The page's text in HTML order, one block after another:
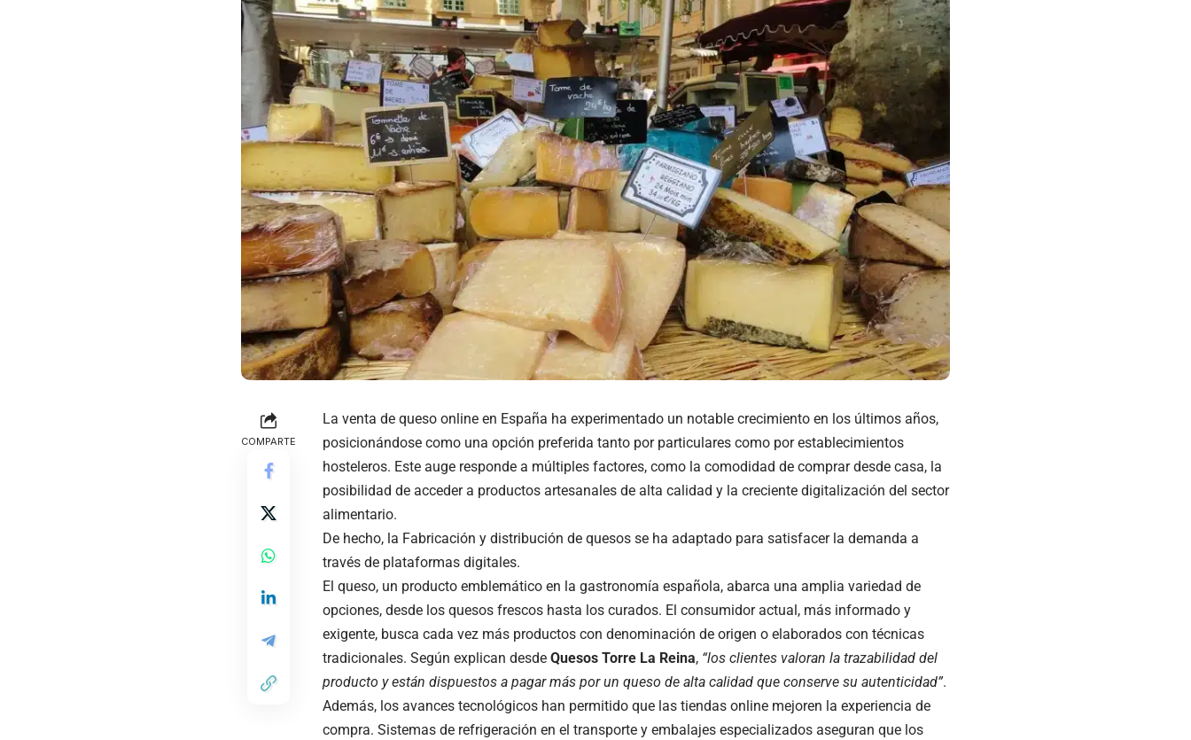
COMPARTE
La venta de queso online en España ha experimentado un notable crecimiento en los últimos años,
posicionándose como una opción preferida tanto por particulares como por establecimientos
hosteleros. Este auge responde a múltiples factores, como la comodidad de comprar desde casa, la
posibilidad de acceder a productos artesanales de alta calidad y la creciente digitalización del sector
alimentario.
De hecho, la Fabricación y distribución de quesos se ha adaptado para satisfacer la demanda a
través de plataformas digitales.
El queso, un producto emblemático en la gastronomía española, abarca una amplia variedad de
opciones, desde los quesos frescos hasta los curados. El consumidor actual, más informado y
exigente, busca cada vez más productos con denominación de origen o elaborados con técnicas
tradicionales. Según explican desde Quesos Torre La Reina, “los clientes valoran la trazabilidad del
producto y están dispuestos a pagar más por un queso de alta calidad que conserve su autenticidad”.
Además, los avances tecnológicos han permitido que las tiendas online mejoren la experiencia de
compra. Sistemas de refrigeración en el transporte y embalajes especializados aseguran que los